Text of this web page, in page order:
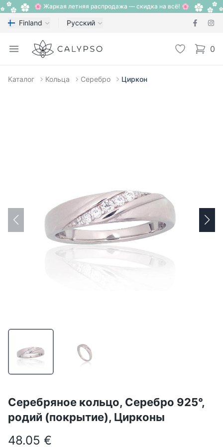
🌸 Жаркая летняя распродажа — скидка на всё! 🌸
Finland Русский
Open menu
Calypso Избранное
0
items
Каталог Кольца Серебро Циркон
Серебряное кольцо, Серебро 925°,
родий (покрытие), Цирконы
48.05 €